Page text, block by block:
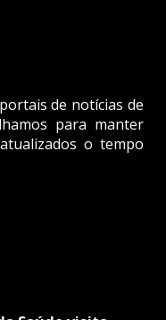
de notícias de
para manter
o tempo